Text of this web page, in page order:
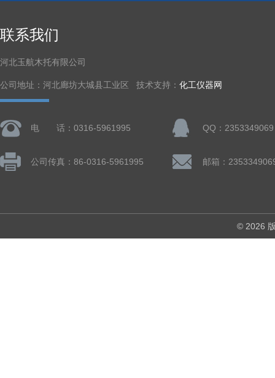
联系我们
河北玉航木托有限公司
公司地址：河北廊坊大城县工业区 技术支持： 化工仪器网
电 话：0316-5961995 QQ：2353349069
公司传真：86-0316-5961995 邮箱：
© 2026